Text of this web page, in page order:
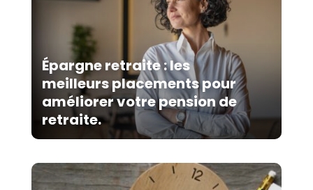
Épargne retraite : les
meilleurs placements pour
améliorer votre pension de
retraite.